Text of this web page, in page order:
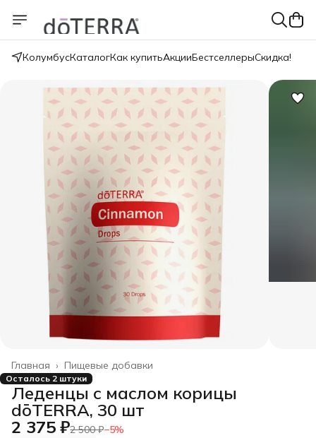
КолумбусКаталогКак купитьАкцииБестселлерыСкидка!
Пищевые добавки
Главная ›
Осталось 2 штуки
Леденцы с маслом корицы
dōTERRA, 30 шт
2 375 ₽2 500 ₽−5%